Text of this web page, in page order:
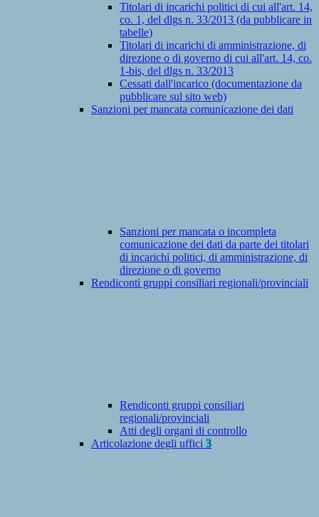
Titolari di incarichi politici di cui all'art. 14,
co. 1, del dlgs n. 33/2013 (da pubblicare in
tabelle)
Titolari di incarichi di amministrazione, di
direzione o di governo di cui all'art. 14, co.
1-bis, del dlgs n. 33/2013
Cessati dall'incarico (documentazione da
pubblicare sul sito web)
Sanzioni per mancata comunicazione dei dati
Sanzioni per mancata o incompleta
comunicazione dei dati da parte dei titolari
di incarichi politici, di amministrazione, di
direzione o di governo
Rendiconti gruppi consiliari regionali/provinciali
Rendiconti gruppi consiliari
regionali/provinciali
Atti degli organi di controllo
Articolazione degli uffici 3